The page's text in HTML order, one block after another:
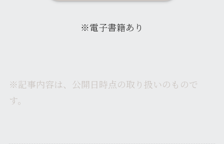
※電子書籍あり
※記事内容は、公開日時点の取り扱いのもので
す。